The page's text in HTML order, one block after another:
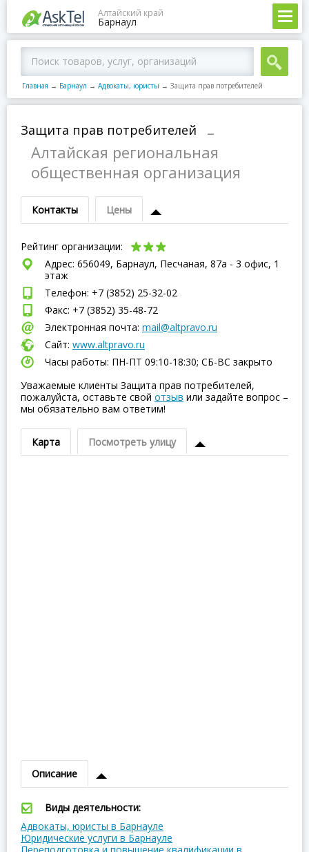
Алтайский край
Барнаул
Главная → Барнаул → Адвокаты, юристы → Защита прав потребителей
Защита прав потребителей
–
Алтайская региональная
общественная организация
Контакты Цены
Рейтинг организации:
Адрес: 656049, Барнаул, Песчаная, 87а - 3 офис, 1
этаж
Телефон: +7 (3852) 25-32-02
Факс: +7 (3852) 35-48-72
Электронная почта: mail@altpravo.ru
Сайт: www.altpravo.ru
Часы работы: ПН-ПТ 09:10-18:30; СБ-ВC закрыто
Уважаемые клиенты Защита прав потребителей,
пожалуйста, оставьте свой отзыв или задайте вопрос –
мы обязательно вам ответим!
Карта Посмотреть улицу
Описание
Виды деятельности:
Адвокаты, юристы в Барнауле
Юридические услуги в Барнауле